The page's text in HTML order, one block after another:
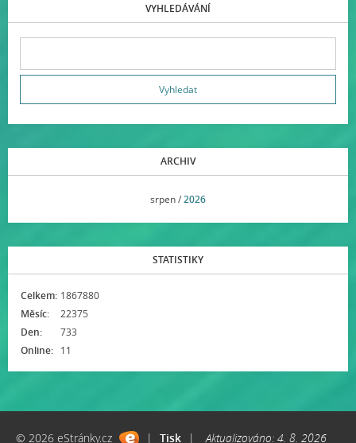
VYHLEDÁVÁNÍ
ARCHIV
srpen /2026
STATISTIKY
Online: 11
Celkem: 1867880
Měsíc:
22375
Den:
733
© 2026 eStránky.cz | Tisk | Aktualizováno: 4. 8. 2026